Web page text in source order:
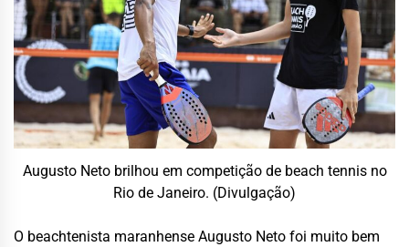
Augusto Neto brilhou em competição de beach tennis no
Rio de Janeiro. (Divulgação)
O beachtenista maranhense Augusto Neto foi muito bem